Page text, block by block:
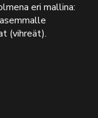
eri mallina:
(vihreät).